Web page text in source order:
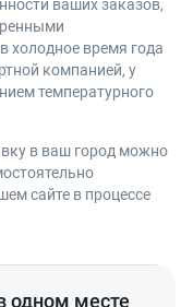
ваших заказов,
холодное время года
компанией, у
температурного
в ваш город можно
сайте в процессе
одном месте
с вами в